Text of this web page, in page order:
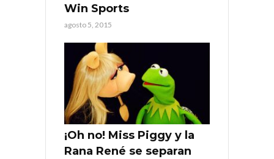
Win Sports
agosto 5, 2015
¡Oh no! Miss Piggy y la
Rana René se separan